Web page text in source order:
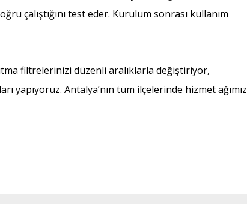
çalıştığını test eder. Kurulum sonrası kullanım
filtrelerinizi düzenli aralıklarla değiştiriyor,
yapıyoruz. Antalya’nın tüm ilçelerinde hizmet ağımız